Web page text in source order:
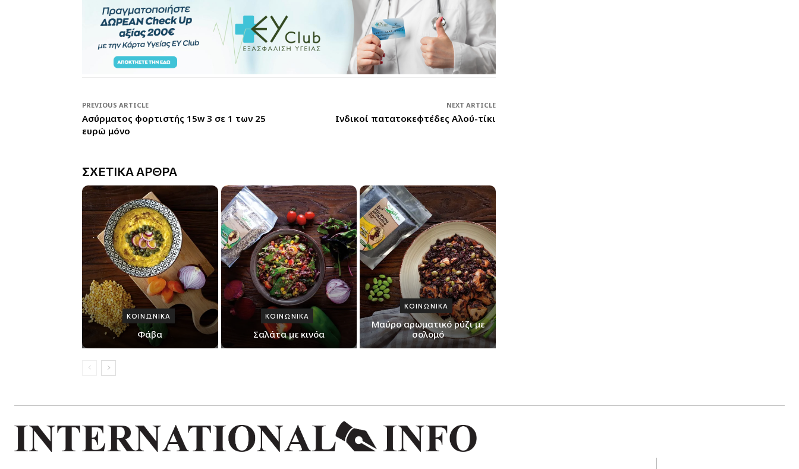
PREVIOUS ARTICLE
Ασύρματος φορτιστής 15w 3 σε 1 των 25
ευρώ μόνο
NEXT ARTICLE
Ινδικοί πατατοκεφτέδες Αλού-τίκι
ΣΧΕΤΙΚΑ ΑΡΘΡΑ
ΚΟΙΝΩΝΙΚΑ
Φάβα
ΚΟΙΝΩΝΙΚΑ
Σαλάτα με κινόα
ΚΟΙΝΩΝΙΚΑ
Μαύρο αρωματικό ρύζι με
σολομό